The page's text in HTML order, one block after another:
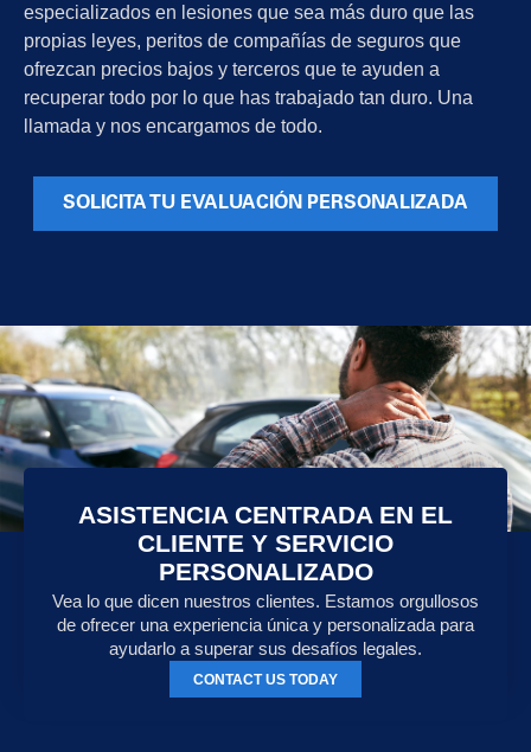
especializados en lesiones que sea más duro que las
propias leyes, peritos de compañías de seguros que
ofrezcan precios bajos y terceros que te ayuden a
recuperar todo por lo que has trabajado tan duro. Una
llamada y nos encargamos de todo.
SOLICITA TU EVALUACIÓN PERSONALIZADA
ASISTENCIA CENTRADA EN EL
CLIENTE Y SERVICIO
PERSONALIZADO
Vea lo que dicen nuestros clientes. Estamos orgullosos
de ofrecer una experiencia única y personalizada para
ayudarlo a superar sus desafíos legales.
CONTACT US TODAY